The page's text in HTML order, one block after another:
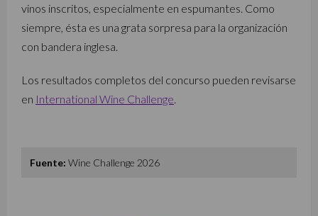
vinos inscritos, especialmente en espumantes. Como
siempre, ésta es una grata sorpresa para la organización
con bandera inglesa.
Los resultados completos del concurso pueden revisarse
en International Wine Challenge
Fuente: Wine Challenge 2026